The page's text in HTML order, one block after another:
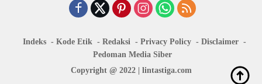
Indeks Kode Etik Redaksi Privacy Policy
Disclaimer
Pedoman Media Siber
Copyright @ 2022 | lintastiga.com